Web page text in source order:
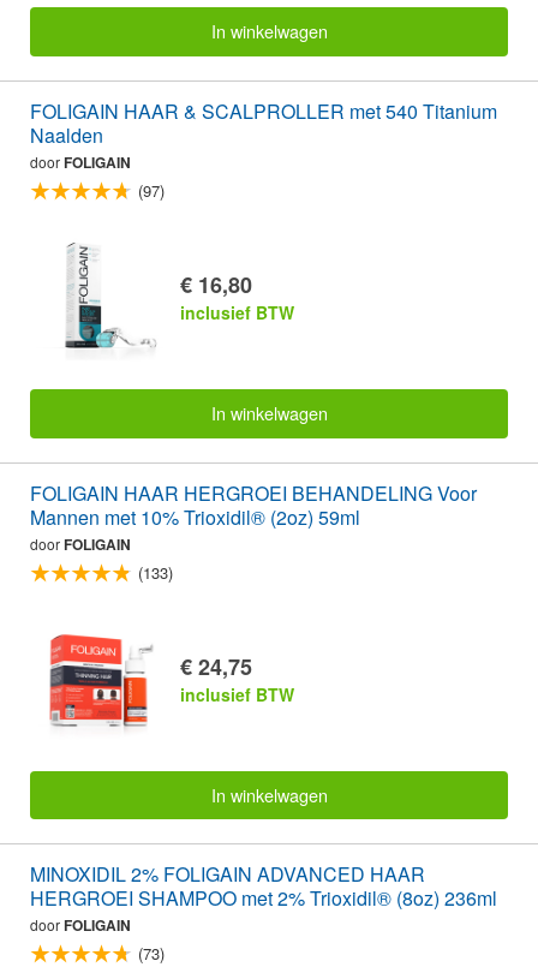
In winkelwagen
FOLIGAIN HAAR & SCALPROLLER met 540 Titanium
Naalden
doorFOLIGAIN
(97)
€ 16,80
inclusief BTW
In winkelwagen
FOLIGAIN HAAR HERGROEI BEHANDELING Voor
Mannen met 10% Trioxidil® (2oz) 59ml
doorFOLIGAIN
(133)
€ 24,75
inclusief BTW
In winkelwagen
MINOXIDIL 2% FOLIGAIN ADVANCED HAAR
HERGROEI SHAMPOO met 2% Trioxidil® (8oz) 236ml
doorFOLIGAIN
(73)